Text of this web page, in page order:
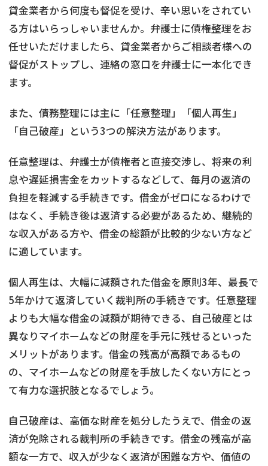
貸金業者から何度も督促を受け、辛い思いをされてい
る方はいらっしゃいませんか。弁護士に債権整理をお
任せいただけましたら、貸金業者からご相談者様への
督促がストップし、連絡の窓口を弁護士に一本化でき
ます。
また、債務整理には主に「任意整理」「個人再生」
「自己破産」という3つの解決方法があります。
任意整理は、弁護士が債権者と直接交渉し、将来の利
息や遅延損害金をカットするなどして、毎月の返済の
負担を軽減する手続きです。借金がゼロになるわけで
はなく、手続き後は返済する必要があるため、継続的
な収入がある方や、借金の総額が比較的少ない方など
に適しています。
個人再生は、大幅に減額された借金を原則3年、最長で
5年かけて返済していく裁判所の手続きです。任意整理
よりも大幅な借金の減額が期待できる、自己破産とは
異なりマイホームなどの財産を手元に残せるといった
メリットがあります。借金の残高が高額であるもの
の、マイホームなどの財産を手放したくない方にとっ
て有力な選択肢となるでしょう。
自己破産は、高価な財産を処分したうえで、借金の返
済が免除される裁判所の手続きです。借金の残高が高
額な一方で、収入が少なく返済が困難な方や、価値の